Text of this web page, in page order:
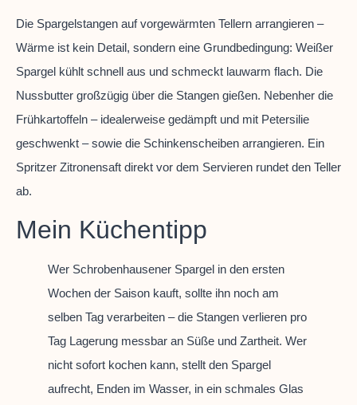
Die Spargelstangen auf vorgewärmten Tellern arrangieren –
Wärme ist kein Detail, sondern eine Grundbedingung: Weißer
Spargel kühlt schnell aus und schmeckt lauwarm flach. Die
Nussbutter großzügig über die Stangen gießen. Nebenher die
Frühkartoffeln – idealerweise gedämpft und mit Petersilie
geschwenkt – sowie die Schinkenscheiben arrangieren. Ein
Spritzer Zitronensaft direkt vor dem Servieren rundet den Teller
ab.
Mein Küchentipp
Wer Schrobenhausener Spargel in den ersten
Wochen der Saison kauft, sollte ihn noch am
selben Tag verarbeiten – die Stangen verlieren pro
Tag Lagerung messbar an Süße und Zartheit. Wer
nicht sofort kochen kann, stellt den Spargel
aufrecht, Enden im Wasser, in ein schmales Glas